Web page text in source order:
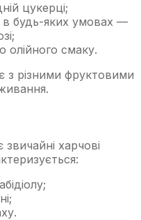
цукерці;
в будь-яких умовах —
олійного смаку.
з різними фруктовими
харчові